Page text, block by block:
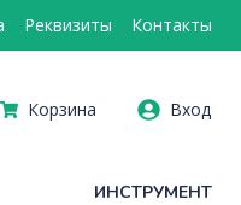
Реквизиты Контакты
Корзина Вход
ИНСТРУМЕНТ